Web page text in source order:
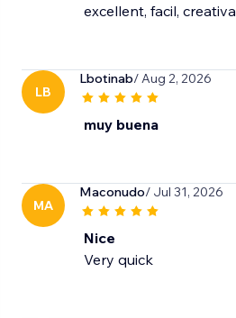
excellent, facil, creativa
LB
Lbotinab/ Aug 2, 2026
muy buena
MA
Maconudo/ Jul 31, 2026
Nice
Very quick